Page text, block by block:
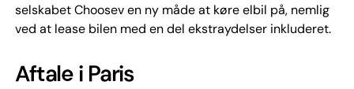
selskabet Choosev en ny måde at køre elbil på, nemlig
ved at lease bilen med en del ekstraydelser inkluderet.
Aftale i Paris